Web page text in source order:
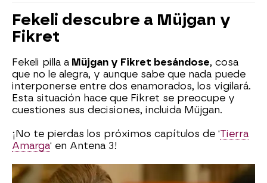
Fekeli descubre a Müjgan y
Fikret
Fekeli pilla a Müjgan y Fikret besándose, cosa
que no le alegra, y aunque sabe que nada puede
interponerse entre dos enamorados, los vigilará.
Esta situación hace que Fikret se preocupe y
cuestiones sus decisiones, incluida Müjgan.
¡No te pierdas los próximos capítulos de 'Tierra
Amarga' en Antena 3!